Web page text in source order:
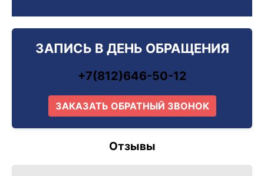
ЗАПИСЬ В ДЕНЬ ОБРАЩЕНИЯ
+7(812)646-50-12
ЗАКАЗАТЬ ОБРАТНЫЙ ЗВОНОК
Отзывы